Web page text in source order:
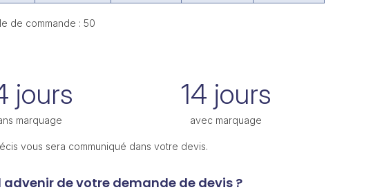
de commande : 50
jours
marquage
14 jours
avec marquage
vous sera communiqué dans votre devis.
de votre demande de devis ?